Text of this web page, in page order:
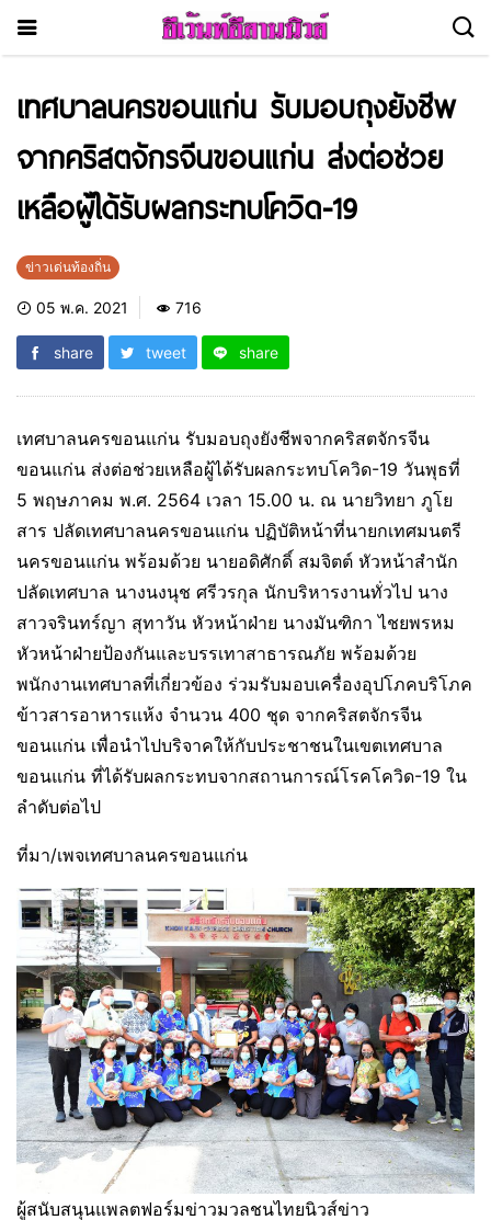
เทศบาลนครขอนแก่น รับมอบถุงยังชีพ
จากคริสตจักรจีนขอนแก่น ส่งต่อช่วย
เหลือผู้ได้รับผลกระทบโควิด-19
ข่าวเด่นท้องถิ่น
05 พ.ค. 2021 716
share tweet share
เทศบาลนครขอนแก่น รับมอบถุงยังชีพจากคริสตจักรจีน
ขอนแก่น ส่งต่อช่วยเหลือผู้ได้รับผลกระทบโควิด-19 วันพุธที่
5 พฤษภาคม พ.ศ. 2564 เวลา 15.00 น. ณ นายวิทยา ภูโย
สาร ปลัดเทศบาลนครขอนแก่น ปฏิบัติหน้าที่นายกเทศมนตรี
นครขอนแก่น พร้อมด้วย นายอดิศักดิ์ สมจิตต์ หัวหน้าสำนัก
ปลัดเทศบาล นางนงนุช ศรีวรกุล นักบริหารงานทั่วไป นาง
สาวจรินทร์ญา สุทาวัน หัวหน้าฝ่าย นางมันฑิกา ไชยพรหม
หัวหน้าฝ่ายป้องกันและบรรเทาสาธารณภัย พร้อมด้วย
พนักงานเทศบาลที่เกี่ยวข้อง ร่วมรับมอบเครื่องอุปโภคบริโภค
ข้าวสารอาหารแห้ง จำนวน 400 ชุด จากคริสตจักรจีน
ขอนแก่น เพื่อนำไปบริจาคให้กับประชาชนในเขตเทศบาล
ขอนแก่น ที่ได้รับผลกระทบจากสถานการณ์โรคโควิด-19 ใน
ลำดับต่อไป
ที่มา/เพจเทศบาลนครขอนแก่น
ผู้สนับสนุนแพลตฟอร์มข่าวมวลชนไทยนิวส์ข่าว